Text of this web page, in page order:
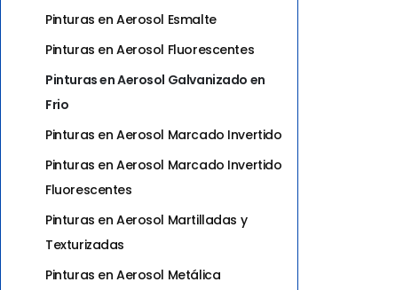
Pinturas en Aerosol Esmalte
Pinturas en Aerosol Fluorescentes
Pinturas en Aerosol Galvanizado en
Frio
Pinturas en Aerosol Marcado Invertido
Pinturas en Aerosol Marcado Invertido
Fluorescentes
Pinturas en Aerosol Martilladas y
Texturizadas
Pinturas en Aerosol Metálica